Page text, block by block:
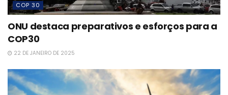
COP 30
ONU destaca preparativos e esforços para a
COP30
22 DE JANEIRO DE 2025